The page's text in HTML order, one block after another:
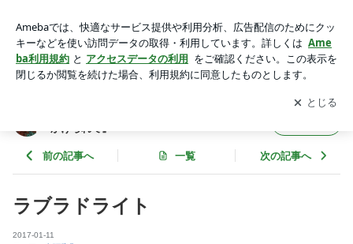
にかけられて』
アプリをダウンロードして ブログの更新通知
を受け取りまし
ょう。
開く
かけられて』
前の記事へ 一覧 次の記事へ
ラブラドライト
2017-01-11